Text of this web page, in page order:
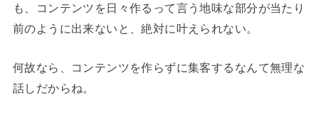
も、コンテンツを日々作るって言う地味な部分が当たり
前のように出来ないと、絶対に叶えられない。
何故なら、コンテンツを作らずに集客するなんて無理な
話しだからね。